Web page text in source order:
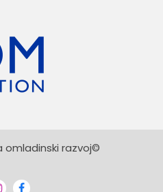
omladinski razvoj©